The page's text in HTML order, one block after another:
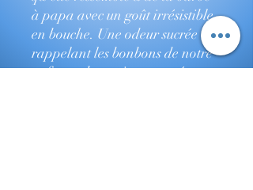
à papa avec un goût irrésistible
en bouche. Une odeur sucrée
rappelant les bonbons de notre
enfance donne instantanément